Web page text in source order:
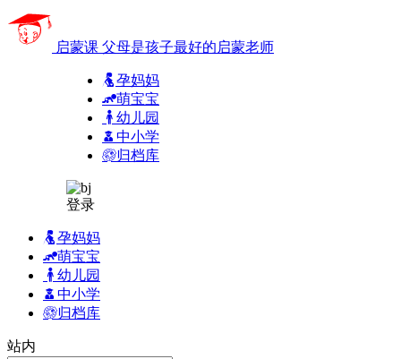
启蒙课 父母是孩子最好的启蒙老师
孕妈妈
萌宝宝
幼儿园
中小学
归档库
登录
孕妈妈
萌宝宝
幼儿园
中小学
归档库
站内